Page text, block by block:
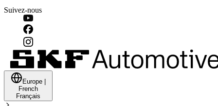
Suivez-nous
Europe
French
Français